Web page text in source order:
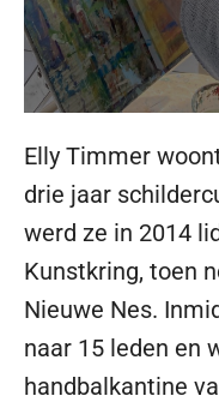
Elly Timmer
drie jaar
werd ze in 2014
Kunstkring, toen
Nieuwe Nes.
naar 15 leden en
handbalkantine